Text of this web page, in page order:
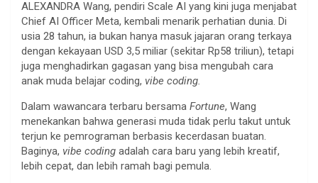
ALEXANDRA Wang, pendiri Scale AI yang kini juga menjabat
Chief AI Officer Meta, kembali menarik perhatian dunia. Di
usia 28 tahun, ia bukan hanya masuk jajaran orang terkaya
dengan kekayaan USD 3,5 miliar (sekitar Rp58 triliun), tetapi
juga menghadirkan gagasan yang bisa mengubah cara
anak muda belajar coding, vibe coding.
Dalam wawancara terbaru bersama Fortune, Wang
menekankan bahwa generasi muda tidak perlu takut untuk
terjun ke pemrograman berbasis kecerdasan buatan.
Baginya, vibe coding adalah cara baru yang lebih kreatif,
lebih cepat, dan lebih ramah bagi pemula.